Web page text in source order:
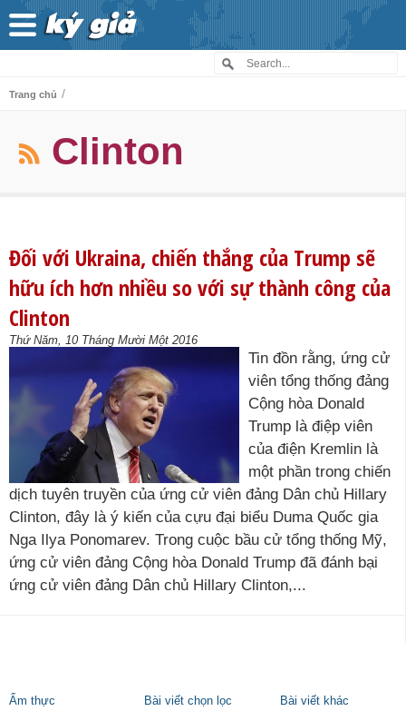
Trang chủ /
Clinton
Đối với Ukraina, chiến thắng của Trump sẽ
hữu ích hơn nhiều so với sự thành công của
Clinton
Thứ Năm, 10 Tháng Mười Một 2016
Tin đồn rằng, ứng cử
viên tổng thống đảng
Cộng hòa Donald
Trump là điệp viên
của điện Kremlin là
một phần trong chiến
dịch tuyên truyền của ứng cử viên đảng Dân chủ Hillary
Clinton, đây là ý kiến của cựu đại biểu Duma Quốc gia
Nga Ilya Ponomarev. Trong cuộc bầu cử tổng thống Mỹ,
ứng cử viên đảng Cộng hòa Donald Trump đã đánh bại
ứng cử viên đảng Dân chủ Hillary Clinton,...
Ẩm thực Bài viết chọn lọc
Bài viết khác